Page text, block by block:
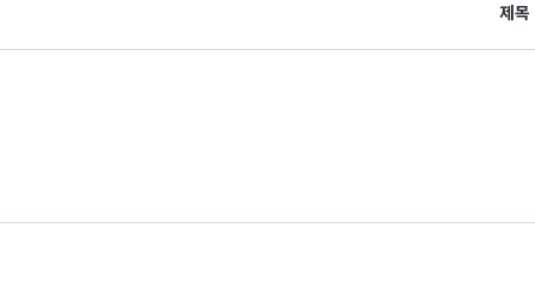
제목